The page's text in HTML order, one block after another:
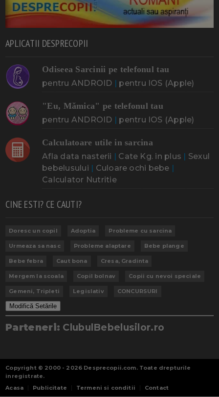
APLICATII DESPRECOPII
Odiseea Sarcinii pe telefonul tau
pentru ANDROID | pentru IOS (Apple)
"Eu, Mămica" pe telefonul tau
pentru ANDROID | pentru IOS (Apple)
Calculatoare utile in sarcina
Afla data nasterii | Cate Kg. in plus | Sexul
bebelusului | Culoare ochi bebe |
Calculator Nutritie
CINE ESTI? CE CAUTI?
Doresc un copil Adoptia Probleme cu sarcina
Urmeaza sa nasc Probleme alaptare Bebe plange
Bebe febra Caut bona Cresa, Gradinta
Mergem la scoala Copil bolnav Copii cu nevoi speciale
Gemeni, Tripleti Legislativ CONCURSURI
Modifică Setările
Parteneri: ClubulBebelusilor.ro
Copyright © 2000 - 2026 Desprecopii.com. Toate drepturile
inregistrate.
Acasa
Publicitate Termeni si conditii Contact